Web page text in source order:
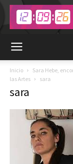
Inicio
Sara Hebe,
las Artes
sara
sara